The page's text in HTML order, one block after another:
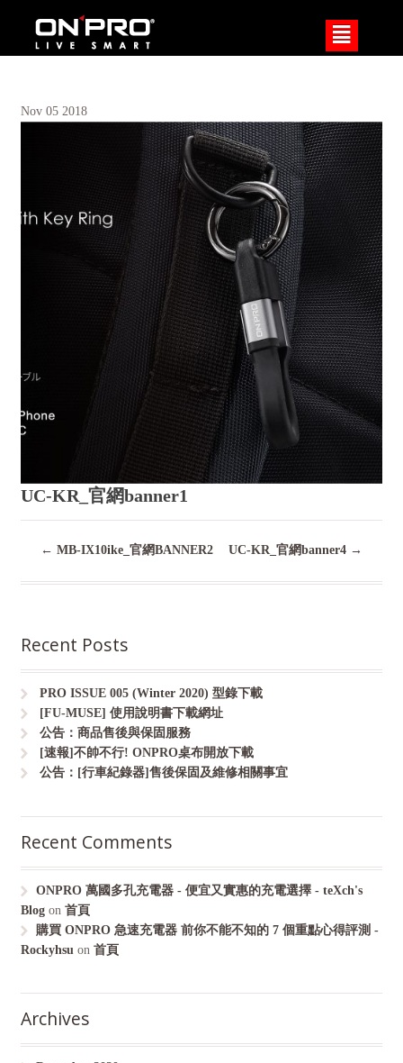
²
Nov 05 2018
UC-KR_官網banner1
← MB-IX10ike_官網BANNER2 UC-KR_官網banner4 →
Recent Posts
PRO ISSUE 005 (Winter 2020) 型錄下載
[FU-MUSE] 使用說明書下載網址
公告：商品售後與保固服務
[速報]不帥不行! ONPRO桌布開放下載
公告：[行車紀錄器]售後保固及維修相關事宜
Recent Comments
ONPRO 萬國多孔充電器 - 便宜又實惠的充電選擇 - teXch's
Blogon 首頁
購買 ONPRO 急速充電器 前你不能不知的 7 個重點心得評測 -
Rockyhsu on 首頁
Archives